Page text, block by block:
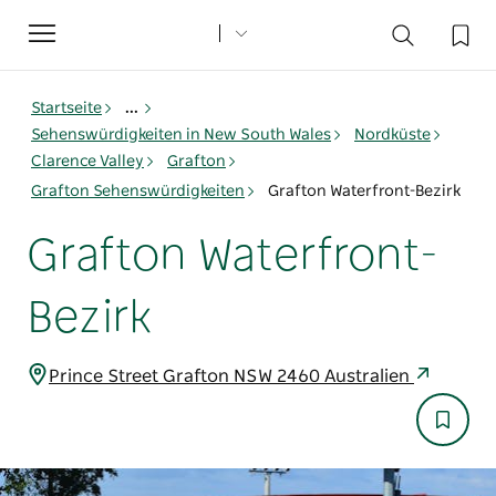
Toggle
navigation
Startseite
...
Sehenswürdigkeiten in New South Wales
Nordküste
Clarence Valley
Grafton
Grafton Sehenswürdigkeiten
Grafton Waterfront-Bezirk
Grafton Waterfront-
Bezirk
Prince Street Grafton NSW 2460 Australien